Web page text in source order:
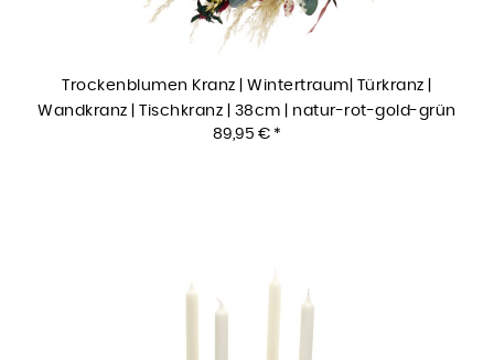
Trockenblumen Kranz | Wintertraum| Türkranz |
Wandkranz | Tischkranz | 38cm | natur-rot-gold-grün
89,95 € *